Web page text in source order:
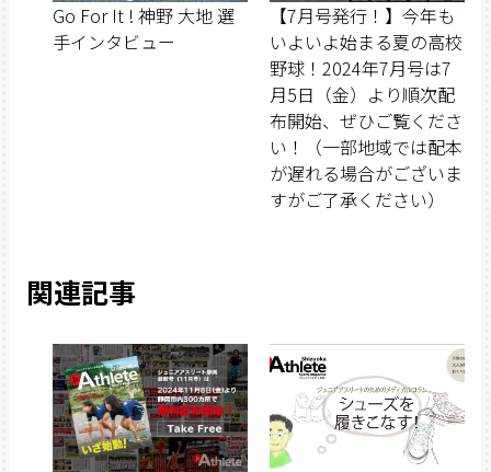
Go For It ! 神野 大地 選
手インタビュー
【7月号発行！】今年も
いよいよ始まる夏の高校
野球！2024年7月号は7
月5日（金）より順次配
布開始、ぜひご覧くださ
い！（一部地域では配本
が遅れる場合がございま
すがご了承ください）
関連記事